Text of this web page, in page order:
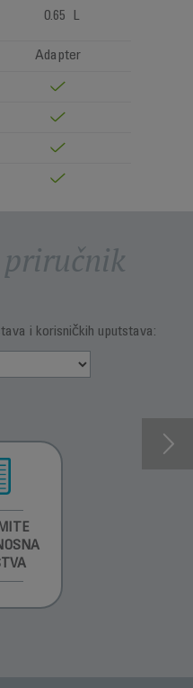
0.65 L
Adapter
i korisničkih uputstava: